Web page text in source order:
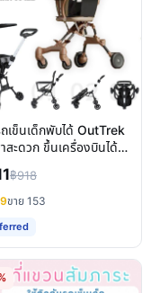
เข็นเด็กพับได้ OutTrek
ะดวก ขึ้นเครื่องบินได้ 2
฿918
ขาย 153